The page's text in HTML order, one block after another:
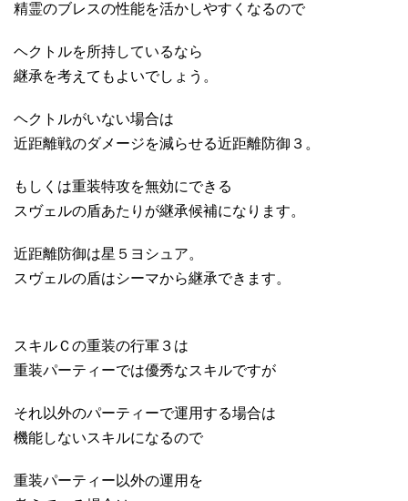
精霊のブレスの性能を活かしやすくなるので
ヘクトルを所持しているなら
継承を考えてもよいでしょう。
ヘクトルがいない場合は
近距離戦のダメージを減らせる近距離防御３。
もしくは重装特攻を無効にできる
スヴェルの盾あたりが継承候補になります。
近距離防御は星５ヨシュア。
スヴェルの盾はシーマから継承できます。
スキルＣの重装の行軍３は
重装パーティーでは優秀なスキルですが
それ以外のパーティーで運用する場合は
機能しないスキルになるので
重装パーティー以外の運用を